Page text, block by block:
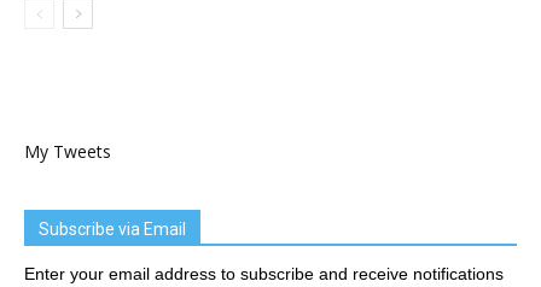
My Tweets
Subscribe via Email
Enter your email address to subscribe and receive notifications